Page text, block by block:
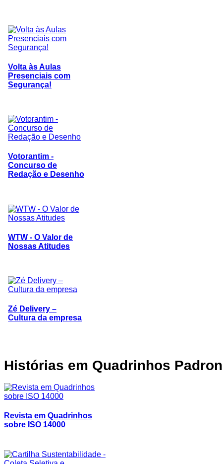
Volta às Aulas
Presenciais com
Segurança!
Votorantim -
Concurso de
Redação e Desenho
WTW - O Valor de
Nossas Atitudes
Zé Delivery –
Cultura da empresa
Histórias em Quadrinhos
Revista em Quadrinhos
sobre ISO 14000